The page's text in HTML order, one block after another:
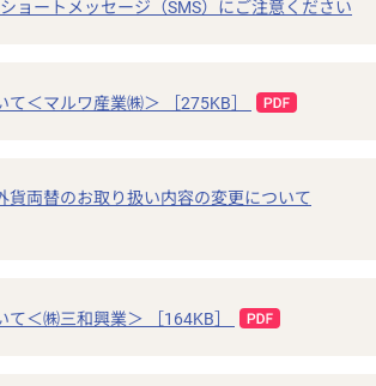
ョートメッセージ（SMS）にご注意ください
て＜マルワ産業㈱＞ ［275KB］
両替のお取り扱い内容の変更について
て＜㈱三和興業＞ ［164KB］